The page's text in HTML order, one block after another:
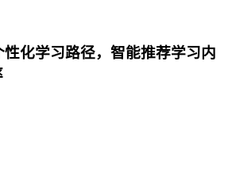
化学习路径，智能推荐学习内